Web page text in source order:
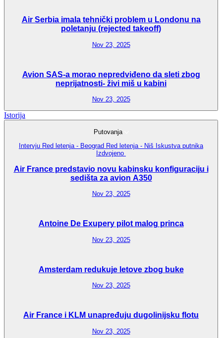
Air Serbia imala tehnički problem u Londonu na
poletanju (rejected takeoff)
Nov 23, 2025
Avion SAS-a morao nepredviđeno da sleti zbog
neprijatnosti- živi miš u kabini
Nov 23, 2025
Istorija
Putovanja
Intervju Red letenja - Beograd Red letenja - Niš Iskustva putnika
Izdvojeno
Air France predstavio novu kabinsku konfiguraciju i
sedišta za avion A350
Nov 23, 2025
Antoine De Exupery pilot malog princa
Nov 23, 2025
Amsterdam redukuje letove zbog buke
Nov 23, 2025
Air France i KLM unapređuju dugolinijsku flotu
Nov 23, 2025